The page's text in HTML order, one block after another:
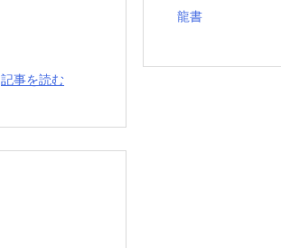
記事を読む
龍書